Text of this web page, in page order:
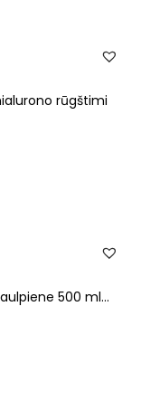
rūgštimi
500 ml...